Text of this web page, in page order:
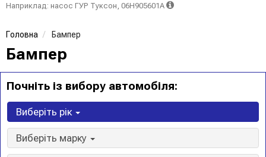
Наприклад: насос ГУР Туксон, 06H905601A
Головна Бампер
Бампер
Почніть із вибору автомобіля:
Виберіть рік
Виберіть марку